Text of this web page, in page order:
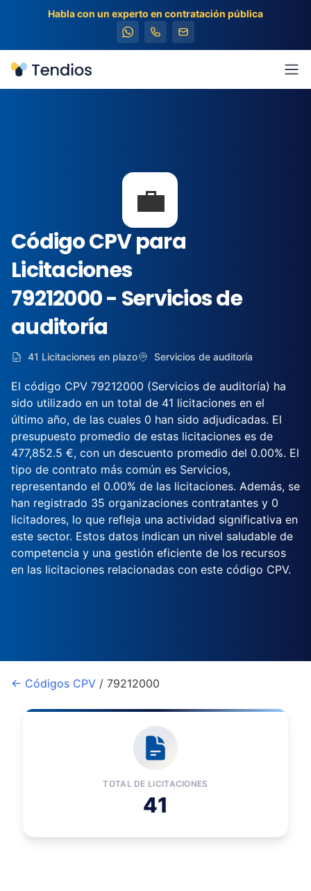
Habla con un experto en contratación pública
Tendios
💼
Código CPV para
Licitaciones
79212000 - Servicios de
auditoría
41 Licitaciones en plazo Servicios de auditoría
El código CPV 79212000 (Servicios de auditoría) ha
sido utilizado en un total de 41 licitaciones en el
último año, de las cuales 0 han sido adjudicadas. El
presupuesto promedio de estas licitaciones es de
477,852.5 €, con un descuento promedio del 0.00%. El
tipo de contrato más común es Servicios,
representando el 0.00% de las licitaciones. Además, se
han registrado 35 organizaciones contratantes y 0
licitadores, lo que refleja una actividad significativa en
este sector. Estos datos indican un nivel saludable de
competencia y una gestión eficiente de los recursos
en las licitaciones relacionadas con este código CPV.
← Códigos CPV / 79212000
TOTAL DE LICITACIONES
41